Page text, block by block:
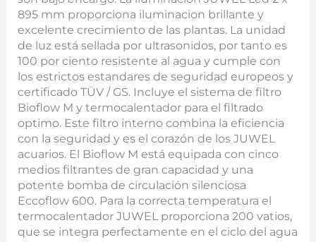
895 mm proporciona iluminacion brillante y
excelente crecimiento de las plantas. La unidad
de luz está sellada por ultrasonidos, por tanto es
100 por ciento resistente al agua y cumple con
los estrictos estandares de seguridad europeos y
certificado TÜV / GS. Incluye el sistema de filtro
Bioflow M y termocalentador para el filtrado
optimo. Este filtro interno combina la eficiencia
con la seguridad y es el corazón de los JUWEL
acuarios. El Bioflow M está equipada con cinco
medios filtrantes de gran capacidad y una
potente bomba de circulación silenciosa
Eccoflow 600. Para la correcta temperatura el
termocalentador JUWEL proporciona 200 vatios,
que se integra perfectamente en el ciclo del agua